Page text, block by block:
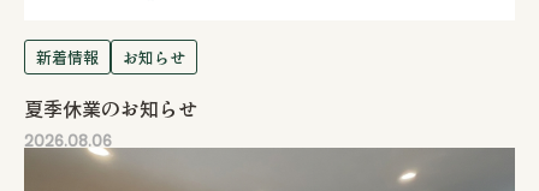
新着情報 お知らせ
夏季休業のお知らせ
2026.08.06